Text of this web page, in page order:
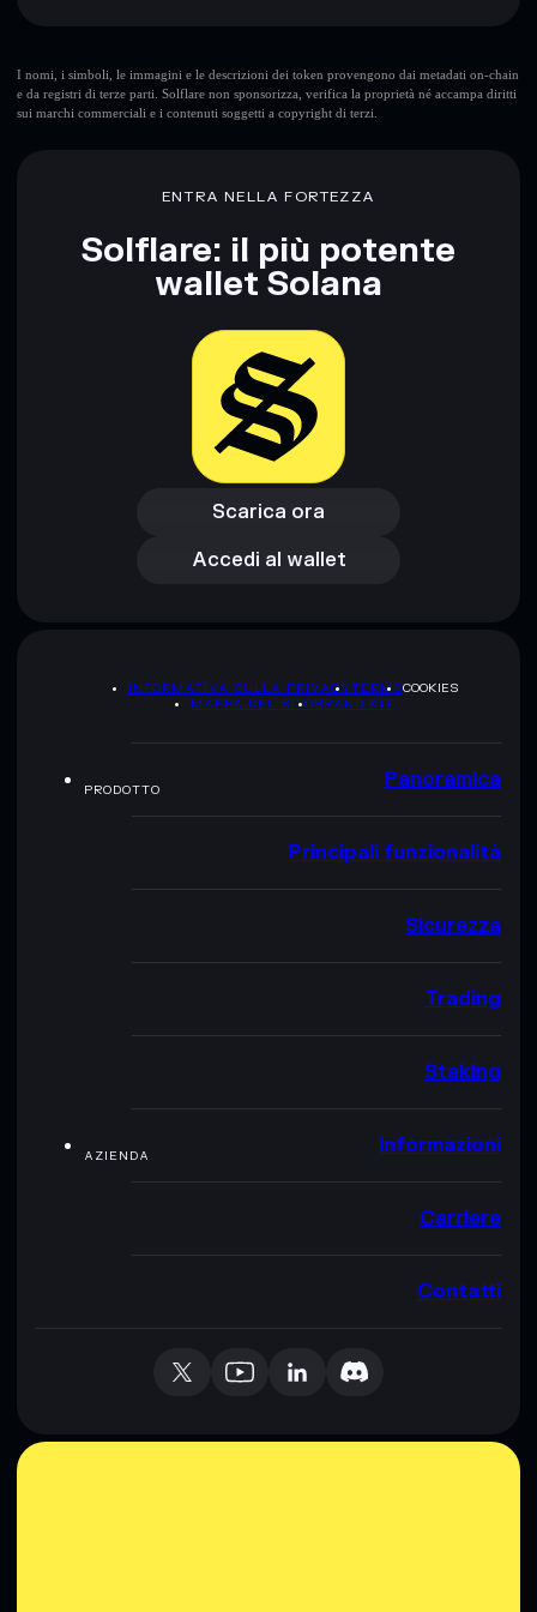
I nomi, i simboli, le immagini e le descrizioni dei token provengono dai metadati on-chain
e da registri di terze parti. Solflare non sponsorizza, verifica la proprietà né accampa diritti
sui marchi commerciali e i contenuti soggetti a copyright di terzi.
ENTRA NELLA FORTEZZA
Solflare: il più potente
wallet Solana
Scarica ora
Scarica ora
Accedi al wallet
Accedi al wallet
INFORMATIVA SULLA PRIVACYTERMSCOOKIES
MAPPA DEL SITOBRAND KIT
PRODOTTO Panoramica
Principali funzionalità
Sicurezza
Trading
Staking
AZIENDA Informazioni
Carriere
Contatti